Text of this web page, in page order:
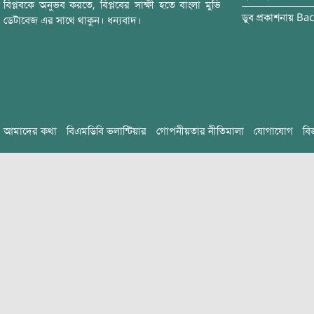
বিপ্লবকে অনুভব করতে, বিপ্লবের সাক্ষী হতে বাংলা মুভি
ডেটাবেজ এর সাথে থাকুন। ধন্যবাদ।
ডুব প্রকাশনায়
আমাদের কথা বিএমডিবি ভলান্টিয়ার গোপনীয়তার নীতিমালা যোগাযোগ